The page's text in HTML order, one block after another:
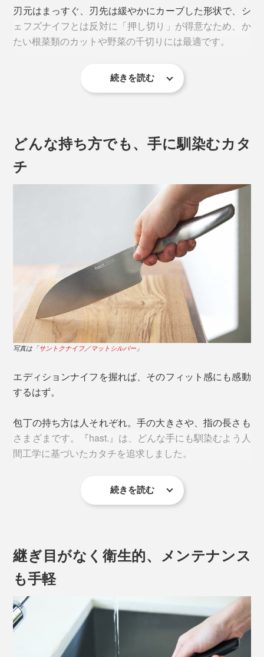
れ・欠けにくさ）、優れた耐腐食性（サビにくさ）へと
さらに向上させるため、エディションナイフ専用に調合
しているのです。
また、SLSプロセス（粉末焼結積層造形法）という、革
新的なエンジニアリングを駆使し、ステンレススチール
とともに成形・焼結。エディションナイフは、これまで
にない技術の結晶なのです。
刃元はまっすぐ、刃先は緩やかにカーブした形状で、シ
ェフズナイフとは反対に「押し切り」が得意なため、か
たい根菜類のカットや野菜の千切りには最適です。
動画は「サントクナイフ／チタンブラック（本品）」
シェフズナイフよりも刃渡りが4cm短く、身幅が広いの
で切った食材をナイフの腹ですくいあげやすく、初心者
でも扱いやすいサイズ感。
もともと日本で野菜や魚用に使われていた菜切包丁に、
西洋から流れてきた牛刀包丁（シェフズナイフの形状）
のいいところを取り入れ、明治時代に作ったのが三徳包
丁。
続きを読む
どんな持ち方でも、手に馴染むカタ
チ
写真は「サントクナイフ／マットシルバー 」
エディションナイフを握れば、そのフィット感にも感動
するはず。
包丁の持ち方は人それぞれ。手の大きさや、指の長さも
さまざまです。『hast.』は、どんな手にも馴染むよう人
間工学に基づいたカタチを追求しました。
続きを読む
継ぎ目がなく衛生的、メンテナンス
も手軽